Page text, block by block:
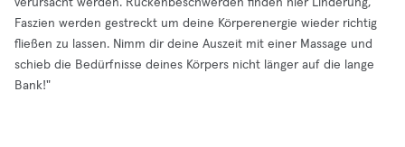
verursacht werden. Rückenbeschwerden finden hier Linderung,
Faszien werden gestreckt um deine Körperenergie wieder richtig
fließen zu lassen. Nimm dir deine Auszeit mit einer Massage und
schieb die Bedürfnisse deines Körpers nicht länger auf die lange
Bank!"